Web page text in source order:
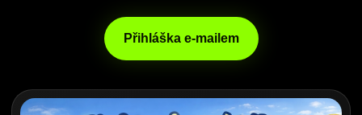
Přihláška e-mailem